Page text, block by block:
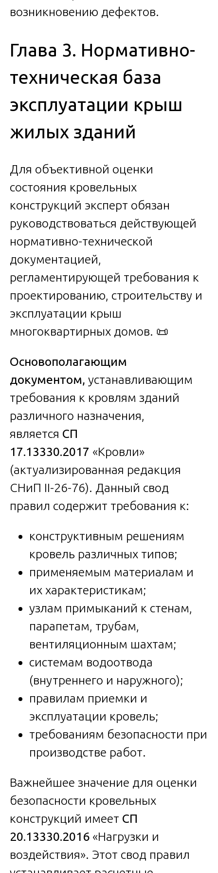
возникновению дефектов.
Глава 3. Нормативно-
техническая база
эксплуатации крыш
жилых зданий
Для объективной оценки
состояния кровельных
конструкций эксперт обязан
руководствоваться действующей
нормативно-технической
документацией,
регламентирующей требования к
проектированию, строительству и
эксплуатации крыш
многоквартирных домов. 📜
Основополагающим
документом, устанавливающим
требования к кровлям зданий
различного назначения,
является СП
17.13330.2017 «Кровли»
(актуализированная редакция
СНиП II-26-76). Данный свод
правил содержит требования к:
конструктивным решениям
кровель различных типов;
применяемым материалам и
их характеристикам;
узлам примыканий к стенам,
парапетам, трубам,
вентиляционным шахтам;
системам водоотвода
(внутреннего и наружного);
правилам приемки и
эксплуатации кровель;
требованиям безопасности при
производстве работ.
Важнейшее значение для оценки
безопасности кровельных
конструкций имеет СП
20.13330.2016 «Нагрузки и
воздействия». Этот свод правил